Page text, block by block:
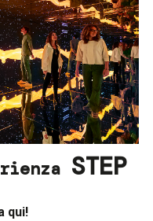
STEP
qui!